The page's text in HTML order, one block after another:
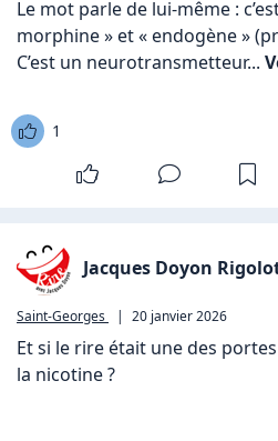
Le mot parle de lui-même :
morphine » et « endogène »
C’est un neurotransmetteur...
1
Jacques Doyon
Saint-Georges | 20 janvier 2026
Et si le rire était une des
la nicotine ?